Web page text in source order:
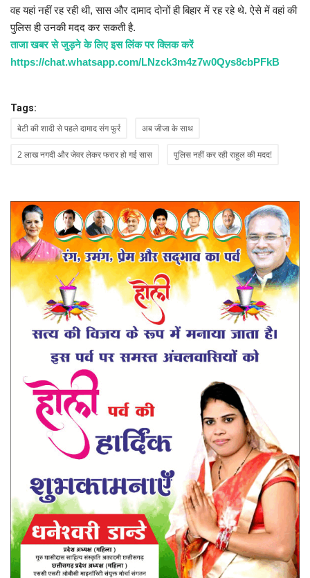
वह यहां नहीं रह रही थी, सास और दामाद दोनों ही बिहार में रह रहे थे. ऐसे में वहां की
पुलिस ही उनकी मदद कर सकती है.
ताजा खबर से जुड़ने के लिए इस लिंक पर क्लिक करें
https://chat.whatsapp.com/LNzck3m4z7w0Qys8cbPFkB
Tags:
बेटी की शादी से पहले दामाद संग फुर्र अब जीजा के साथ
2 लाख नगदी और जेवर लेकर फरार हो गई सास पुलिस नहीं कर रही राहुल की मदद!